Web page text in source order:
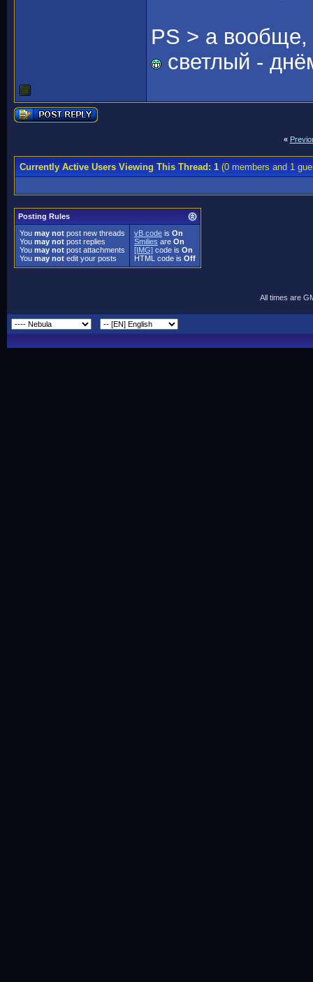
PS > а вообще,
светлый -
«
Currently Active Users Viewing This Thread: 1(0 members and 1
Posting Rules
You may not post new threads
You may not post replies
You may not post attachments
You may not edit your posts
vB code is On
Smilies are On
[IMG] code is On
HTML code is Off
All times are